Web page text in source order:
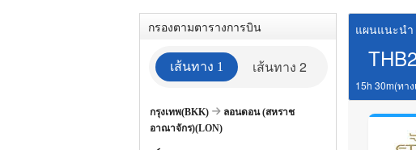
กรองตามตารางการบิน
เส้นทาง 1 เส้นทาง 2
กรุงเทพ(BKK)
ลอนดอน (สหราช
อาณาจักร)(LON)
แผนแนะนำ
15h 30m(ทาง